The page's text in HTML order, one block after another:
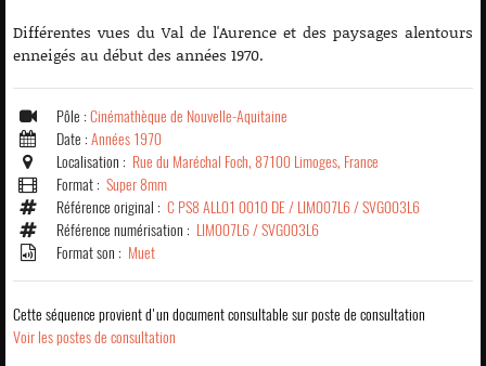
Différentes vues du Val de l'Aurence et des paysages alentours
enneigés au début des années 1970.
Pôle : Cinémathèque de Nouvelle-Aquitaine
Date : Années 1970
Localisation : Rue du Maréchal Foch, 87100 Limoges, France
Format : Super 8mm
Référence original : C PS8 ALL01 0010 DE / LIM007L6 / SVG003L6
Référence numérisation : LIM007L6 / SVG003L6
Format son : Muet
Cette séquence provient d'un document consultable sur poste de consultation
Voir les postes de consultation